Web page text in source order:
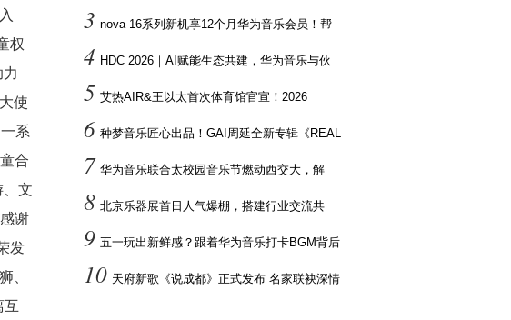
权
使
系
合
文
谢
发
、
互
3 nova 16系列新机享12个月华为音乐会员！帮
4 HDC 2026｜AI赋能生态共建，华为音乐与伙
5 艾热AIR&王以太首次体育馆官宣！2026
6 种梦音乐匠心出品！GAI周延全新专辑《REAL
7 华为音乐联合太校园音乐节燃动西交大，解
8 北京乐器展首日人气爆棚，搭建行业交流共
9 五一玩出新鲜感？跟着华为音乐打卡BGM背后
10 天府新歌《说成都》正式发布 名家联袂深情